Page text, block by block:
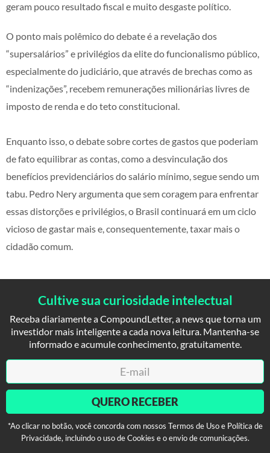
geram pouco resultado fiscal e muito desgaste político.
O ponto mais polêmico do debate é a revelação dos
“supersalários” e privilégios da elite do funcionalismo público,
especialmente do judiciário, que através de brechas como as
“indenizações”, recebem remunerações milionárias livres de
imposto de renda e do teto constitucional.
Enquanto isso, o debate sobre cortes de gastos que poderiam
de fato equilibrar as contas, como a desvinculação dos
benefícios previdenciários do salário mínimo, segue sendo um
tabu. Pedro Nery argumenta que sem coragem para enfrentar
essas distorções e privilégios, o Brasil continuará em um ciclo
vicioso de gastar mais e, consequentemente, taxar mais o
cidadão comum.
Cultive sua curiosidade intelectual
Receba diariamente a CompoundLetter, a news que torna um
investidor mais inteligente a cada nova leitura. Mantenha-se
informado e acumule conhecimento, gratuitamente.
QUERO RECEBER
*Ao clicar no botão, você concorda com nossos Termos de Uso e Política de
Privacidade, incluindo o uso de Cookies e o envio de comunicações.